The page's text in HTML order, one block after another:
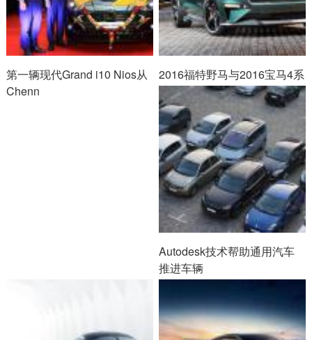
第一辆现代Grand i10 Nios从
Chenn
2016福特野马与2016宝马4系
Autodesk技术帮助通用汽车
推进车辆